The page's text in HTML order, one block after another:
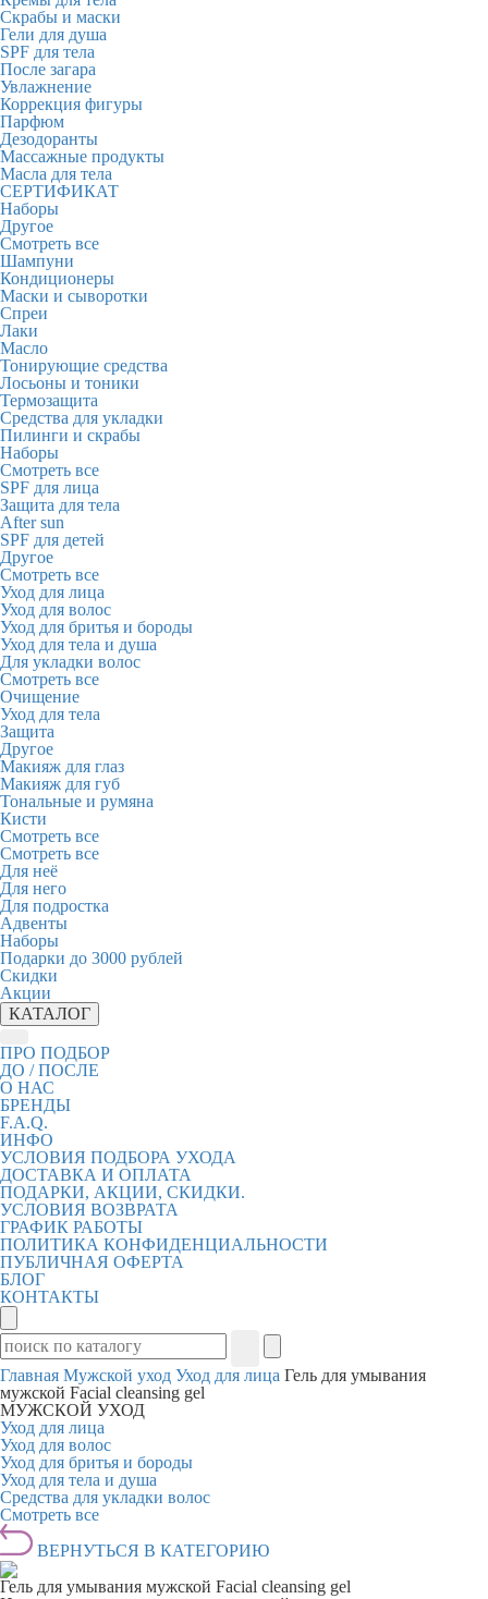
Скрабы и маски
Гели для душа
SPF для тела
После загара
Увлажнение
Коррекция фигуры
Парфюм
Дезодоранты
Массажные продукты
Масла для тела
СЕРТИФИКАТ
Наборы
Другое
Смотреть все
Шампуни
Кондиционеры
Маски и сыворотки
Спреи
Лаки
Масло
Тонирующие средства
Лосьоны и тоники
Термозащита
Средства для укладки
Пилинги и скрабы
Наборы
Смотреть все
SPF для лица
Защита для тела
After sun
SPF для детей
Другое
Смотреть все
Уход для лица
Уход для волос
Уход для бритья и бороды
Уход для тела и душа
Для укладки волос
Смотреть все
Очищение
Уход для тела
Защита
Другое
Макияж для глаз
Макияж для губ
Тональные и румяна
Кисти
Смотреть все
Смотреть все
Для неё
Для него
Для подростка
Адвенты
Наборы
Подарки до 3000 рублей
Скидки
Акции
КАТАЛОГ
ПРО ПОДБОР
ДО / ПОСЛЕ
О НАС
БРЕНДЫ
F.A.Q.
ИНФО
УСЛОВИЯ ПОДБОРА УХОДА
ДОСТАВКА И ОПЛАТА
ПОДАРКИ, АКЦИИ, СКИДКИ.
УСЛОВИЯ ВОЗВРАТА
ГРАФИК РАБОТЫ
ПОЛИТИКА КОНФИДЕНЦИАЛЬНОСТИ
ПУБЛИЧНАЯ ОФЕРТА
БЛОГ
КОНТАКТЫ
Главная Мужской уход Уход для лица Гель для умывания
мужской Facial cleansing gel
МУЖСКОЙ УХОД
Уход для лица
Уход для волос
Уход для бритья и бороды
Уход для тела и душа
Средства для укладки волос
Смотреть все
ВЕРНУТЬСЯ В КАТЕГОРИЮ
Гель для умывания мужской Facial cleansing gel